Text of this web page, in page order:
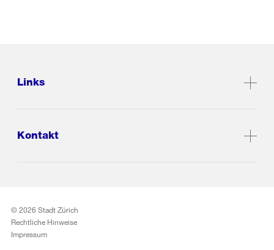
Links
Kontakt
© 2026 Stadt Zürich
Rechtliche Hinweise
Impressum